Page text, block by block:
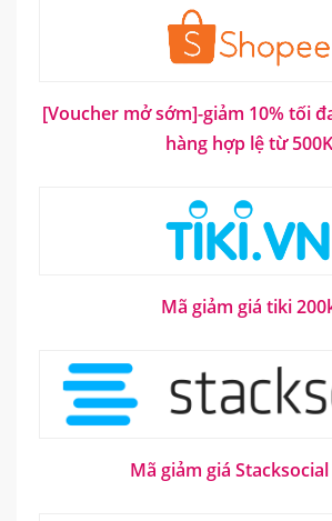
[Voucher mở sớm]-giảm 10% tối
hàng hợp lệ từ 500K
Mã giảm giá tiki
Mã giảm giá Stacksocial